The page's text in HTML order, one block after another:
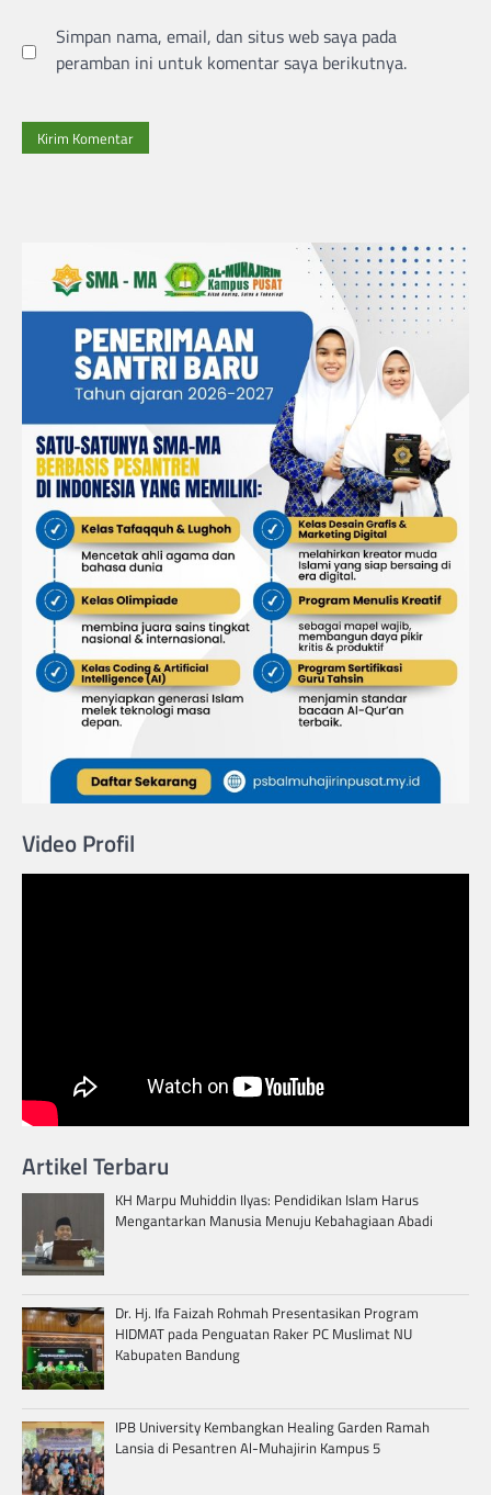
Simpan nama, email, dan situs web saya pada
peramban ini untuk komentar saya berikutnya.
Video Profil
Artikel Terbaru
KH Marpu Muhiddin Ilyas: Pendidikan Islam Harus
Mengantarkan Manusia Menuju Kebahagiaan Abadi
Dr. Hj. Ifa Faizah Rohmah Presentasikan Program
HIDMAT pada Penguatan Raker PC Muslimat NU
Kabupaten Bandung
IPB University Kembangkan Healing Garden Ramah
Lansia di Pesantren Al-Muhajirin Kampus 5